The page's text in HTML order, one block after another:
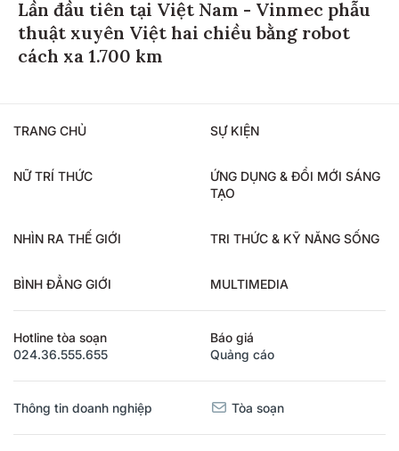
Lần đầu tiên tại Việt Nam - Vinmec phẫu
thuật xuyên Việt hai chiều bằng robot
cách xa 1.700 km
TRANG CHỦ SỰ KIỆN
NỮ TRÍ THỨC
ỨNG DỤNG & ĐỔI MỚI SÁNG
TẠO
NHÌN RA THẾ GIỚI TRI THỨC & KỸ NĂNG SỐNG
BÌNH ĐẲNG GIỚI MULTIMEDIA
Hotline tòa soạn
024.36.555.655
Báo giá
Quảng cáo
Thông tin doanh nghiệp Tòa soạn